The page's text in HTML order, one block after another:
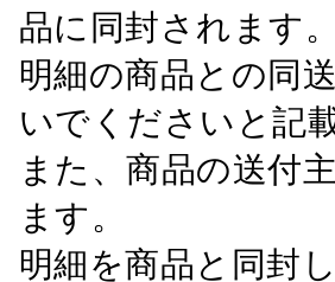
品に同封されます。
明細の商品との同
いでくださいと記
また、商品の送付
ます。
明細を商品と同封